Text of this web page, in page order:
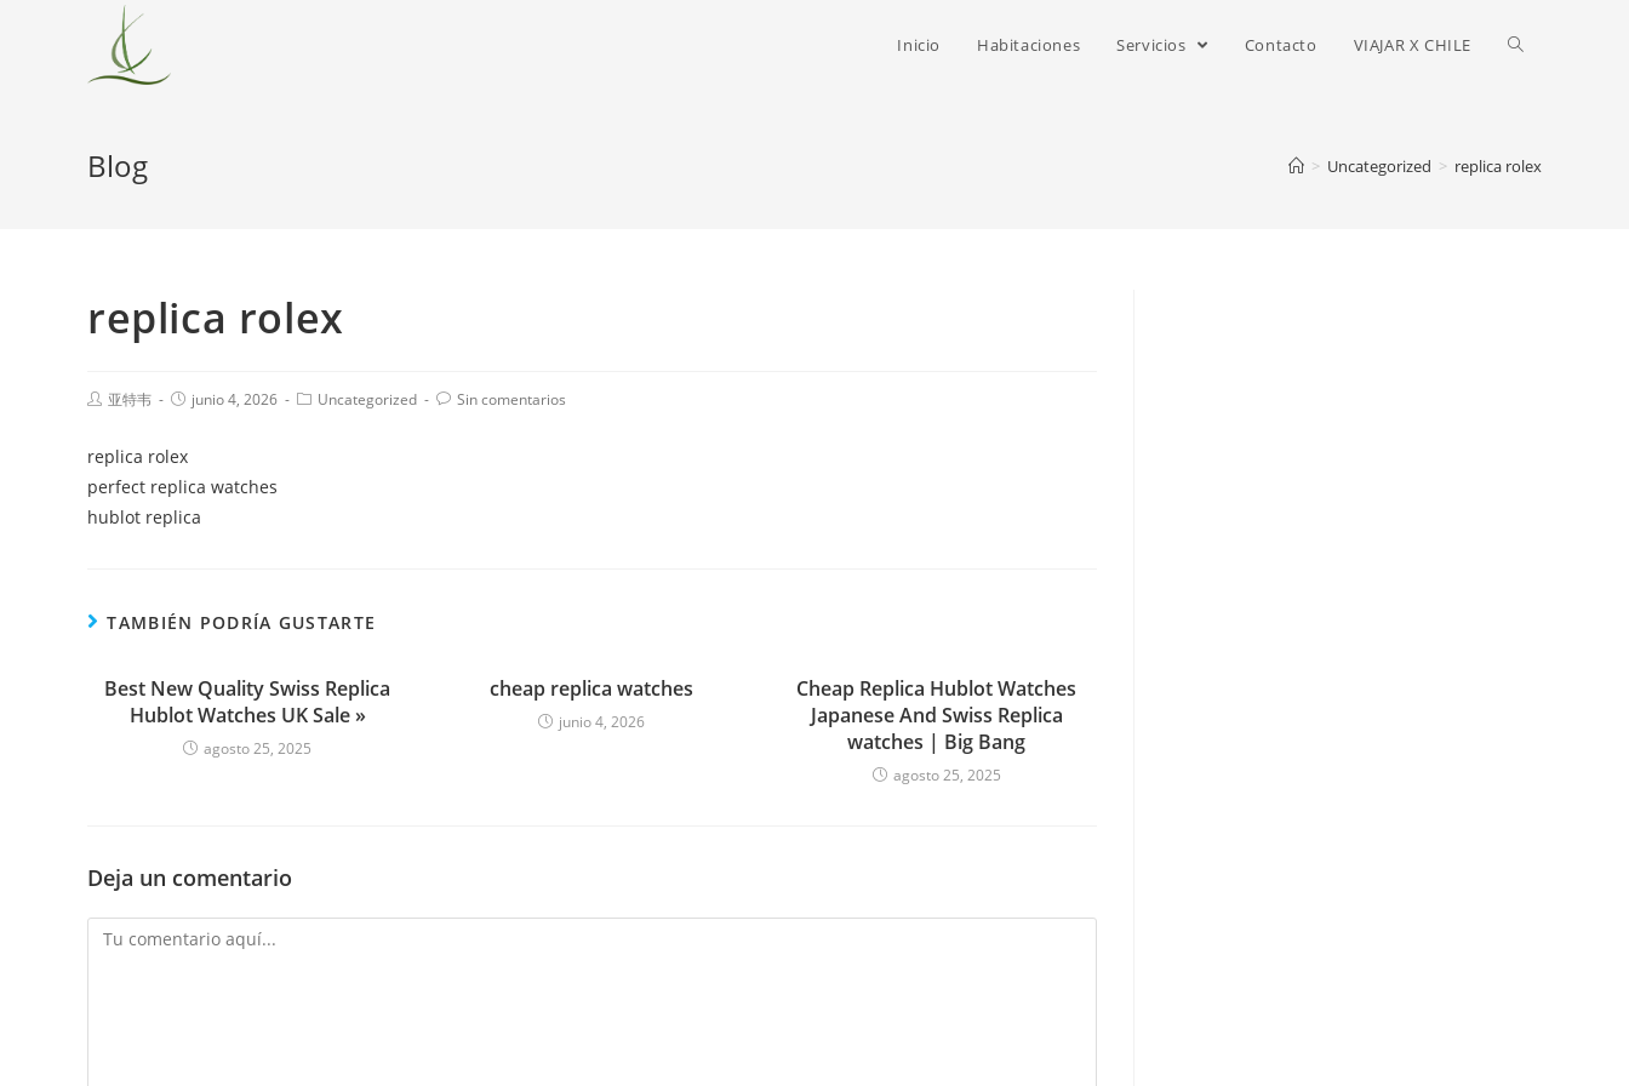
Inicio Habitaciones Servicios Contacto VIAJAR X CHILE
Blog > Uncategorized > replica rolex
replica rolex
亚特韦 junio 4, 2026 Uncategorized Sin comentarios
replica rolex
perfect replica watches
hublot replica
TAMBIÉN PODRÍA GUSTARTE
Best New Quality Swiss Replica
Hublot Watches UK Sale »
agosto 25, 2025
cheap replica watches
junio 4, 2026
Cheap Replica Hublot Watches
Japanese And Swiss Replica
watches | Big Bang
agosto 25, 2025
Deja un comentario